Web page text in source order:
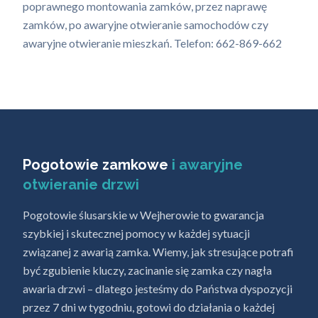
poprawnego montowania zamków, przez naprawę
zamków, po awaryjne otwieranie samochodów czy
awaryjne otwieranie mieszkań. Telefon: 662-869-662
Pogotowie zamkowe i awaryjne
otwieranie drzwi
Pogotowie ślusarskie w Wejherowie to gwarancja
szybkiej i skutecznej pomocy w każdej sytuacji
związanej z awarią zamka. Wiemy, jak stresujące potrafi
być zgubienie kluczy, zacinanie się zamka czy nagła
awaria drzwi – dlatego jesteśmy do Państwa dyspozycji
przez 7 dni w tygodniu, gotowi do działania o każdej